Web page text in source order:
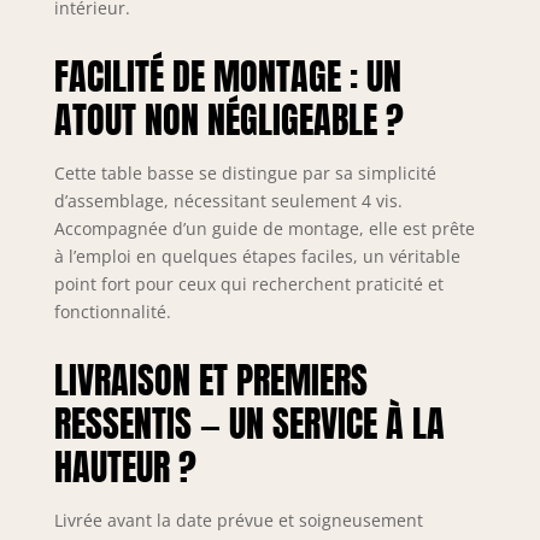
intérieur.
FACILITÉ DE MONTAGE : UN
ATOUT NON NÉGLIGEABLE ?
Cette table basse se distingue par sa simplicité
d’assemblage, nécessitant seulement 4 vis.
Accompagnée d’un guide de montage, elle est prête
à l’emploi en quelques étapes faciles, un véritable
point fort pour ceux qui recherchent praticité et
fonctionnalité.
LIVRAISON ET PREMIERS
RESSENTIS — UN SERVICE À LA
HAUTEUR ?
Livrée avant la date prévue et soigneusement